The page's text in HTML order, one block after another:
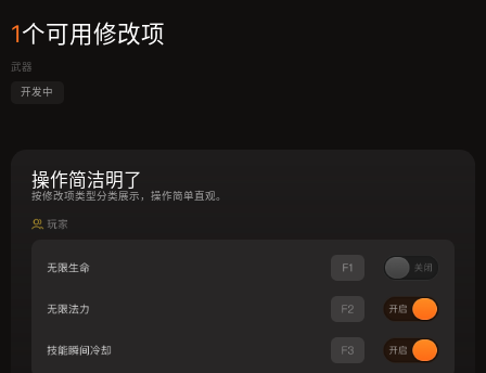
1个可用修改项
武器
开发中
操作简洁明了
按修改项类型分类展示，操作简单直观。